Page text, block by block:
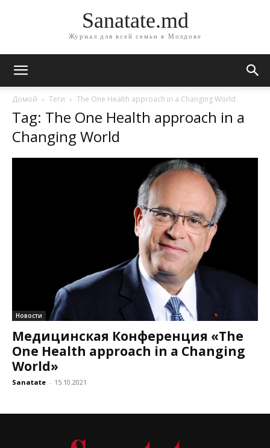
Sanatate.md
Журнал для всей семьи в Молдове
Домой Теги The One Health approach in a Changing World
Tag: The One Health approach in a
Changing World
Новости
Медицинская Конференция «The
One Health approach in a Changing
World»
Sanatate - 15.10.2021